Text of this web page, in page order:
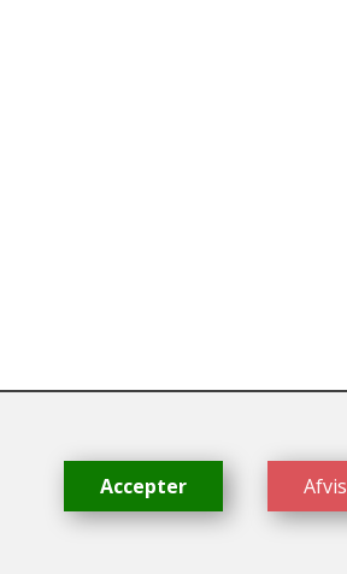
Afvis
Accepter